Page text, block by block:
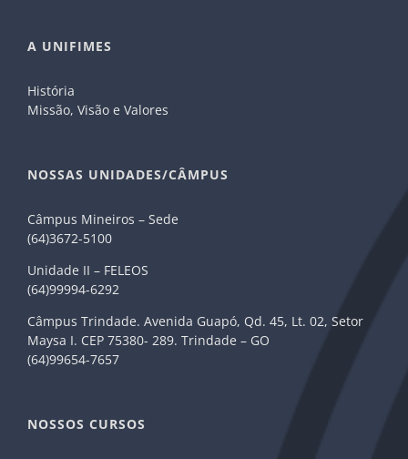
A UNIFIMES
História
Missão, Visão e Valores
NOSSAS UNIDADES/CÂMPUS
Câmpus Mineiros – Sede
(64)3672-5100
Unidade II – FELEOS
(64)99994-6292
Câmpus Trindade. Avenida Guapó, Qd. 45, Lt. 02, Setor
Maysa I. CEP 75380- 289. Trindade – GO
(64)99654-7657
NOSSOS CURSOS